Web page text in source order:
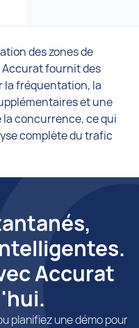
des zones de
Accurat fournit des
la fréquentation, la
et une
concurrence, ce qui
complète du trafic
Accurat
planifiez une démo pour